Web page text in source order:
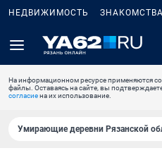
НЕДВИЖИМОСТЬ ЗНАКОМСТВА
На информационном ресурсе применяются
файлы. Оставаясь на сайте, вы
согласиена их использование.
Умирающие деревни Рязанской